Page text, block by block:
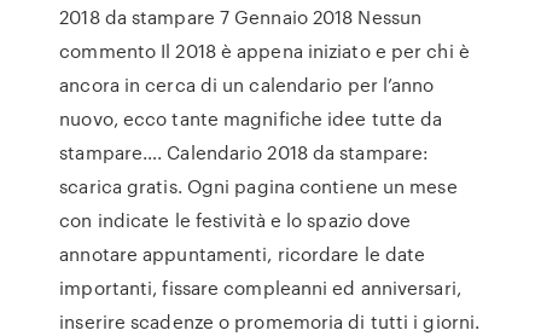
2018 da stampare 7 Gennaio 2018 Nessun
commento Il 2018 è appena iniziato e per chi è
ancora in cerca di un calendario per l’anno
nuovo, ecco tante magnifiche idee tutte da
stampare…. Calendario 2018 da stampare:
scarica gratis. Ogni pagina contiene un mese
con indicate le festività e lo spazio dove
annotare appuntamenti, ricordare le date
importanti, fissare compleanni ed anniversari,
inserire scadenze o promemoria di tutti i giorni.